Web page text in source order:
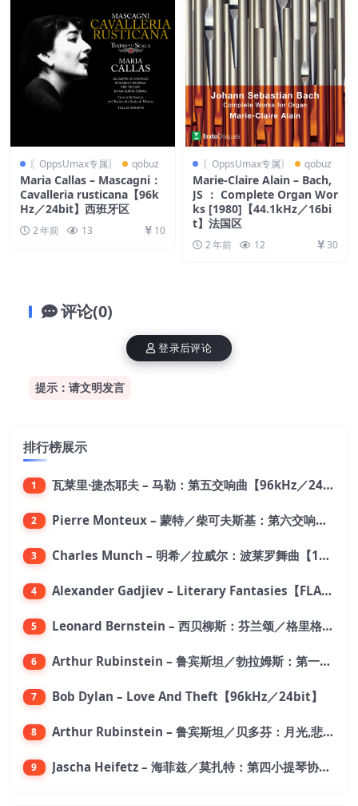
〖OppsUmax专属〗 qobuz
Maria Callas – Mascagni：
Cavalleria rusticana【96k
Hz／24bit】西班牙区
2 年前 13 10
〖OppsUmax专属〗 qobuz
Marie-Claire Alain – Bach,
JS ： Complete Organ Wor
ks [1980]【44.1kHz／16bi
t】法国区
2 年前 12 30
评论(0)
提示：请文明发言
登录后评论
排行榜展示
1 瓦莱里·捷杰耶夫 – 马勒：第五交响曲【96kHz／24bit】
2 Pierre Monteux – 蒙特／柴可夫斯基：第六交响曲【176.4kHz／24bit】
3 Charles Munch – 明希／拉威尔：波莱罗舞曲【176.4kHz／24bit】
4 Alexander Gadjiev – Literary Fantasies【FLAC 192】
5 Leonard Bernstein – 西贝柳斯：芬兰颂／格里格：培尔·金特组曲【44.1kHz／24bit】
6 Arthur Rubinstein – 鲁宾斯坦／勃拉姆斯：第一钢琴协奏曲【176.4kHz／24bit】
7 Bob Dylan – Love And Theft【96kHz／24bit】
8 Arthur Rubinstein – 鲁宾斯坦／贝多芬：月光,悲怆,热情,告别钢琴奏鸣曲【176.4kHz／24bit】
9 Jascha Heifetz – 海菲兹／莫扎特：第四小提琴协奏曲，第五小提琴协奏曲《土耳其》／维瓦尔第：小提琴与大提琴协奏曲，RV 547【192kHz／24bit】